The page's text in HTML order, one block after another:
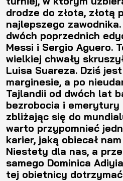
drodze do złota, złotą
najlepszego
dwóch poprzednich
Messi i Sergio Aguero.
wielkiej chwały
Luisa Suareza. Dziś
marginesie, a po
Tajlandii od dwóch lat
bezrobocia i emerytury
zbliżając się do
warto przypomnieć
karier, jaką obiecał
Niestety dla nas, a
samego Dominica
tej obietnicy